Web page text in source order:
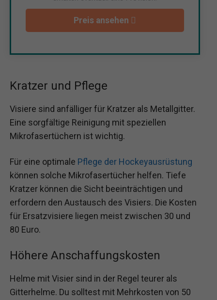
Preis ansehen
Kratzer und Pflege
Visiere sind anfälliger für Kratzer als Metallgitter.
Eine sorgfältige Reinigung mit speziellen
Mikrofasertüchern ist wichtig.
Für eine optimale Pflege der Hockeyausrüstung
können solche Mikrofasertücher helfen. Tiefe
Kratzer können die Sicht beeinträchtigen und
erfordern den Austausch des Visiers. Die Kosten
für Ersatzvisiere liegen meist zwischen 30 und
80 Euro.
Höhere Anschaffungskosten
Helme mit Visier sind in der Regel teurer als
Gitterhelme. Du solltest mit Mehrkosten von 50